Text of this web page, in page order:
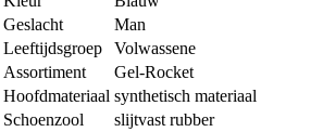
Geslacht
Man
Leeftijdsgroep
Volwassene
Assortiment
Gel-Rocket
Hoofdmateriaal synthetisch materiaal
Schoenzool
slijtvast rubber